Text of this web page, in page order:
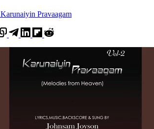
Karunaiyin Pravaagam